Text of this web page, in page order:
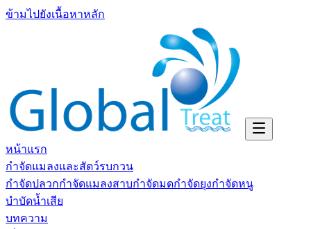
ข้ามไปยังเนื้อหาหลัก
หน้าแรก
กำจัดแมลงและสัตว์รบกวน
กำจัดปลวกกำจัดแมลงสาบกำจัดมดกำจัดยุงกำจัดหนู
บำบัดน้ำเสีย
บทความ